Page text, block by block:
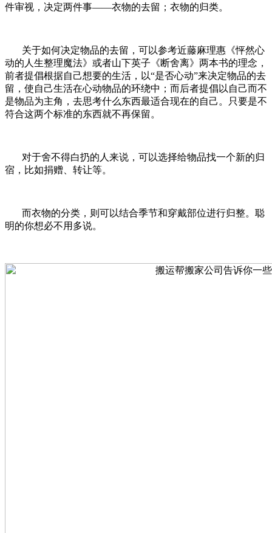
件审视，决定两件事——衣物的去留；衣物的归类。
关于如何决定物品的去留，可以参考近藤麻理惠《怦然心
动的人生整理魔法》或者山下英子《断舍离》两本书的理念，
前者提倡根据自己想要的生活，以“是否心动”来决定物品的去
留，使自己生活在心动物品的环绕中；而后者提倡以自己而不
是物品为主角，去思考什么东西最适合现在的自己。只要是不
符合这两个标准的东西就不再保留。
对于舍不得白扔的人来说，可以选择给物品找一个新的归
宿，比如捐赠、转让等。
而衣物的分类，则可以结合季节和穿戴部位进行归整。聪
明的你想必不用多说。